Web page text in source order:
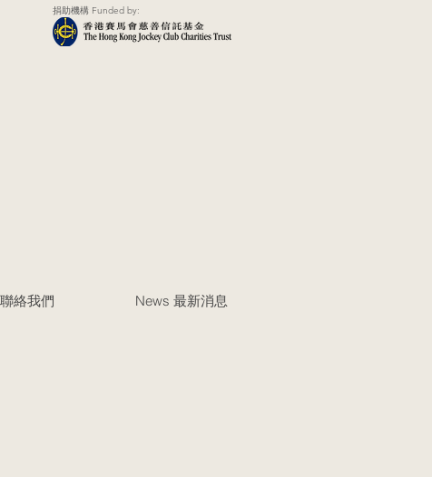
捐助機構 Funded by:
絡我們 News 最新消息